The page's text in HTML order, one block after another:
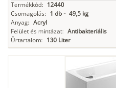
Termékkód: 12440
Csomagolás: 1 db - 49,5 kg
Anyag: Acryl
Felület és mintázat: Antibakteriális
Űrtartalom: 130 Liter